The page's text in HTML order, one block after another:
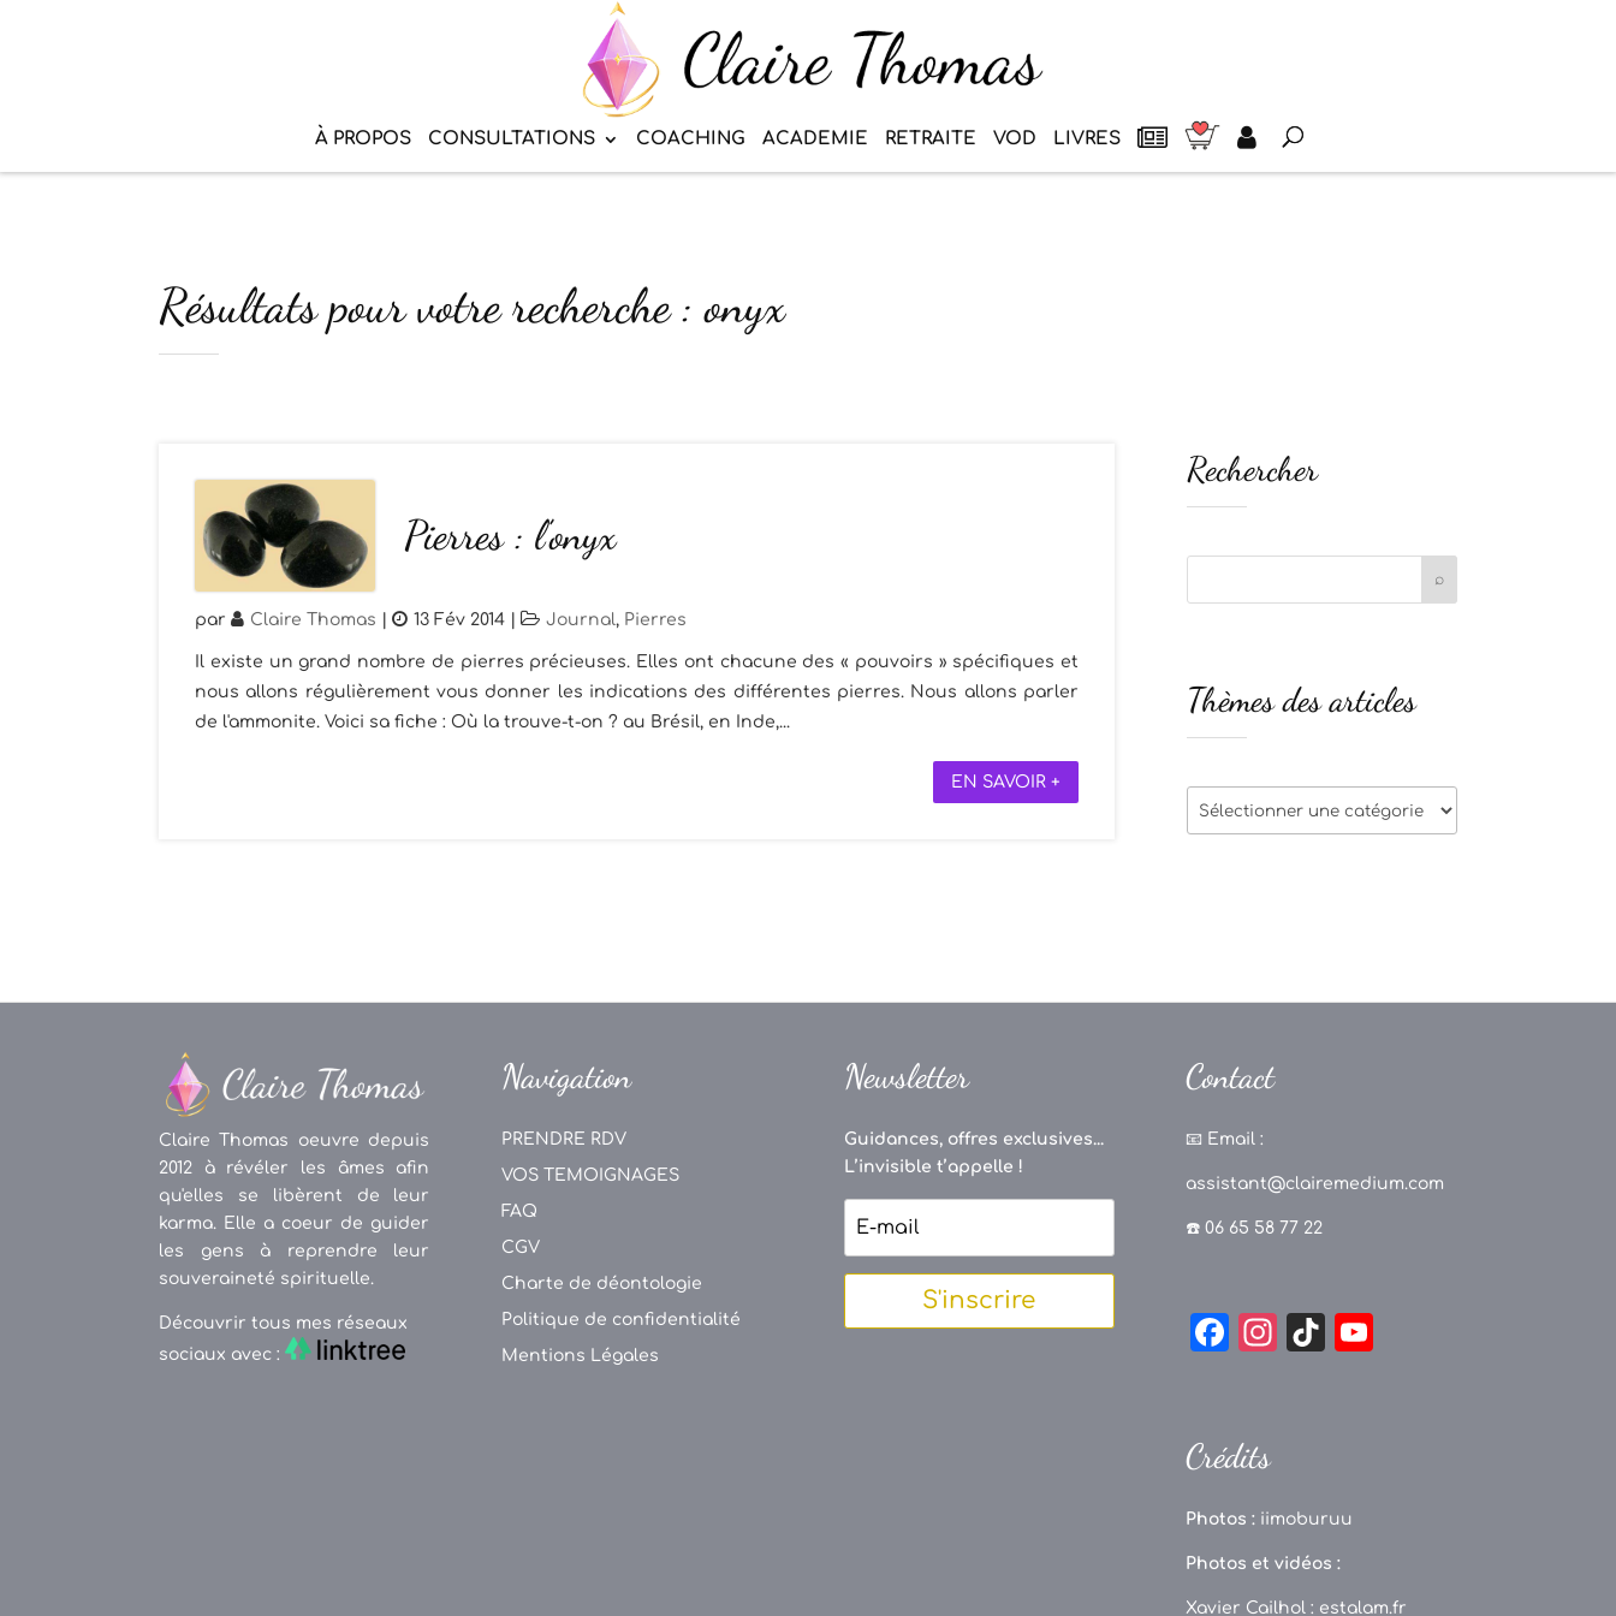
À PROPOS CONSULTATIONS COACHING ACADEMIE RETRAITE VOD LIVRES
Résultats pour votre recherche : onyx
Pierres : l’onyx
par Claire Thomas 13 Fév 2014 Journal, Pierres
Il existe un grand nombre de pierres précieuses. Elles ont chacune des « pouvoirs » spécifiques et
nous allons régulièrement vous donner les indications des différentes pierres. Nous allons parler
de l'ammonite. Voici sa fiche : Où la trouve-t-on ? au Brésil, en Inde,...
EN SAVOIR +
Rechercher
Thèmes des articles
Thèmes
des
Claire Thomas oeuvre depuis
2012 à révéler les âmes afin
qu'elles se libèrent de leur
karma. Elle a coeur de guider
les gens à reprendre leur
souveraineté spirituelle.
Découvrir tous mes réseaux
sociaux avec :
Navigation
PRENDRE RDV
VOS TEMOIGNAGES
FAQ
CGV
Charte de déontologie
Politique de confidentialité
Mentions Légales
Newsletter
Guidances, offres exclusives...
L’invisible t’appelle !
S'inscrire
Contact
📧 Email :
assistant@clairemedium.com
☎️ 06 65 58 77 22
F
e
o
o
k
In
a
m
Ti
C
Crédits
Photos : iimoburuu
Photos et vidéos :
Xavier Cailhol : estalam.fr